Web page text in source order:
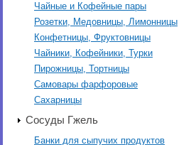
Чайные и Кофейные пары
Розетки, Медовницы, Лимонницы
Конфетницы, Фруктовницы
Чайники, Кофейники, Турки
Пирожницы, Тортницы
Самовары фарфоровые
Сахарницы
Сосуды Гжель
Банки для сыпучих продуктов